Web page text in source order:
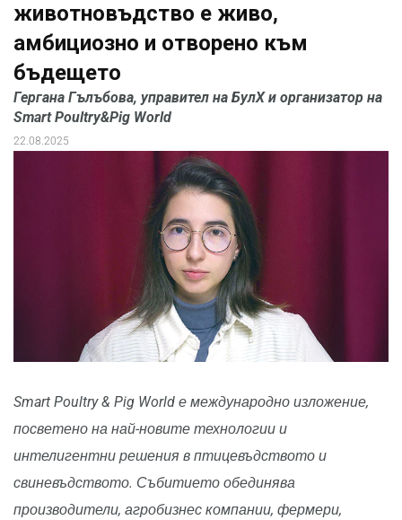
животновъдство е живо,
амбициозно и отворено към
бъдещето
Гергана Гълъбова, управител на БулХ и организатор на
Smart Poultry&Pig World
22.08.2025
Smart Poultry & Pig World е международно изложение,
посветено на най-новите технологии и
интелигентни решения в птицевъдството и
свиневъдството. Събитието обединява
производители, агробизнес компании, фермери,